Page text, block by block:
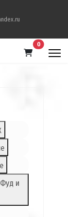
0В корзину
и